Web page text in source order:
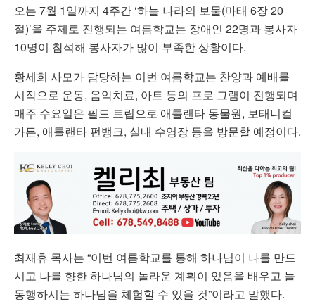
오는 7월 1일까지 4주간 ‘하늘 나라의 보물(마태 6장 20
절)’을 주제로 진행되는 여름학교는 장애인 22명과 봉사자
10명이 참석해 봉사자가 많이 부족한 상황이다.
황세희 사모가 담당하는 이번 여름학교는 찬양과 예배를
시작으로 운동, 음악치료, 아트 등의 프로 그램이 진행되며
매주 수요일은 필드 트립으로 애틀랜타 동물원, 보태니컬
가든, 애틀랜타 펀뱅크, 실내 수영장 등을 방문할 예정이다.
최재휴 목사는 “이번 여름학교를 통해 하나님이 나를 만드
시고 나를 향한 하나님의 놀라운 계획이 있음을 배우고 늘
동행하시는 하나님을 체험할 수 있을 것”이라고 말했다.